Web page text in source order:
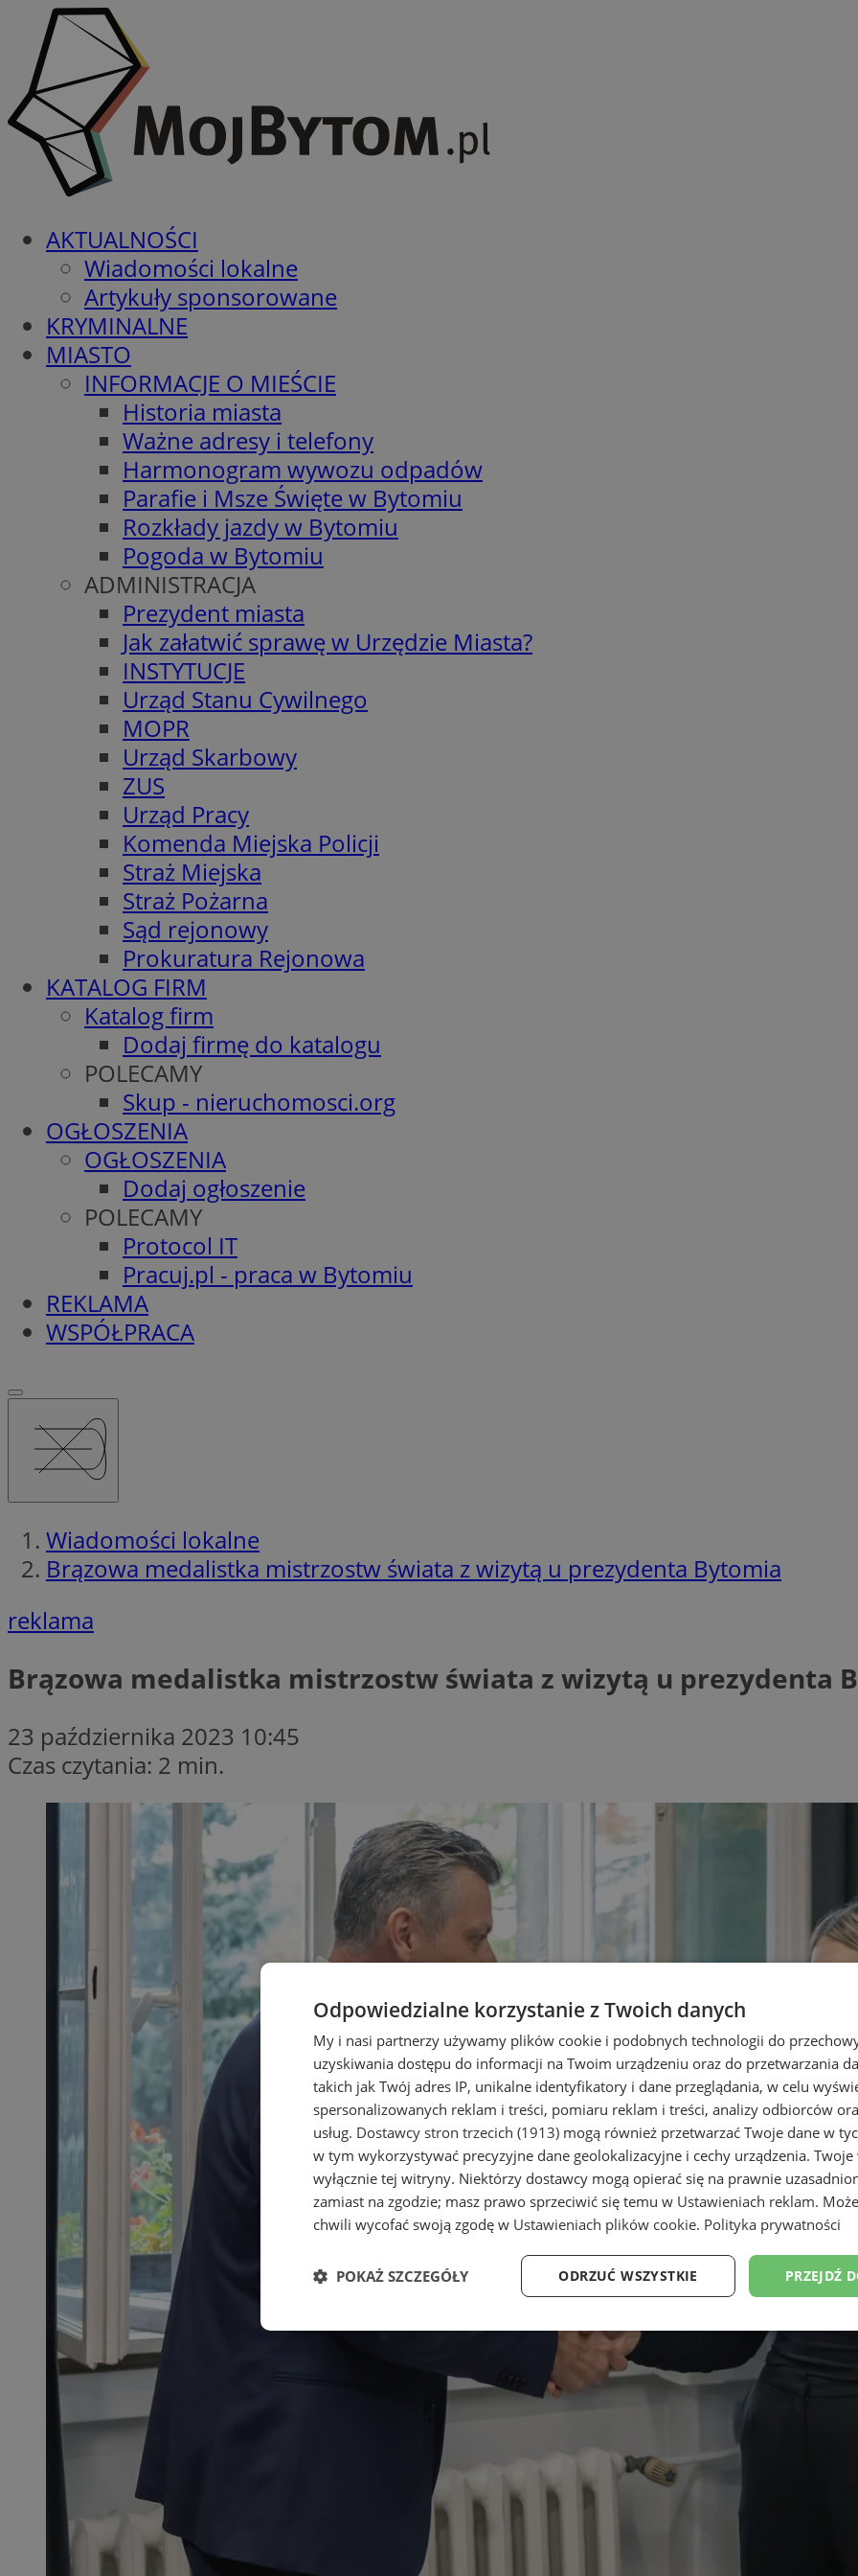
AKTUALNOŚCI
Wiadomości lokalne
Artykuły sponsorowane
KRYMINALNE
MIASTO
INFORMACJE O MIEŚCIE
Historia miasta
Ważne adresy i telefony
Harmonogram wywozu odpadów
Parafie i Msze Święte w Bytomiu
Rozkłady jazdy w Bytomiu
Pogoda w Bytomiu
ADMINISTRACJA
Prezydent miasta
Jak załatwić sprawę w Urzędzie Miasta?
INSTYTUCJE
Urząd Stanu Cywilnego
MOPR
Urząd Skarbowy
ZUS
Urząd Pracy
Komenda Miejska Policji
Straż Miejska
Straż Pożarna
Sąd rejonowy
Prokuratura Rejonowa
KATALOG FIRM
Katalog firm
Dodaj firmę do katalogu
POLECAMY
Skup - nieruchomosci.org
OGŁOSZENIA
OGŁOSZENIA
Dodaj ogłoszenie
POLECAMY
Protocol IT
Pracuj.pl - praca w Bytomiu
REKLAMA
WSPÓŁPRACA
Wiadomości lokalne
Brązowa medalistka mistrzostw świata z wizytą u prezydenta Bytomia
reklama
Brązowa medalistka mistrzostw świata z wizytą u prezydenta
23 października 2023 10:45
Czas czytania: 2 min.
Odpowiedzialne korzystanie z Twoich danych
My i nasi partnerzy używamy plików cookie i podobnych technologii do
uzyskiwania dostępu do informacji na Twoim urządzeniu oraz do przetwarzania
takich jak Twój adres IP, unikalne identyfikatory i dane przeglądania, w celu
spersonalizowanych reklam i treści, pomiaru reklam i treści, analizy odbiorców
usług. Dostawcy stron trzecich (1913) mogą również przetwarzać Twoje dane w
w tym wykorzystywać precyzyjne dane geolokalizacyjne i cechy urządzenia.
wyłącznie tej witryny. Niektórzy dostawcy mogą opierać się na prawnie
zamiast na zgodzie; masz prawo sprzeciwić się temu w Ustawieniach reklam.
chwili wycofać swoją zgodę w Ustawieniach plików cookie. Polityka prywatności
PRZEJDŹ
ODRZUĆ WSZYSTKIE
POKAŻ SZCZEGÓŁY
Niezbędne Wydajność Targetowanie Funkcjonalność
Niezbędne Targetowanie Funkcjonalność
Niezbędne pliki cookie umożliwiają korzystanie z podstawowych funkcji strony internetowej, takich jak
zarządzanie kontem. Bez niezbędnych plików cookie nie można prawidłowo korzystać ze strony internetowej.